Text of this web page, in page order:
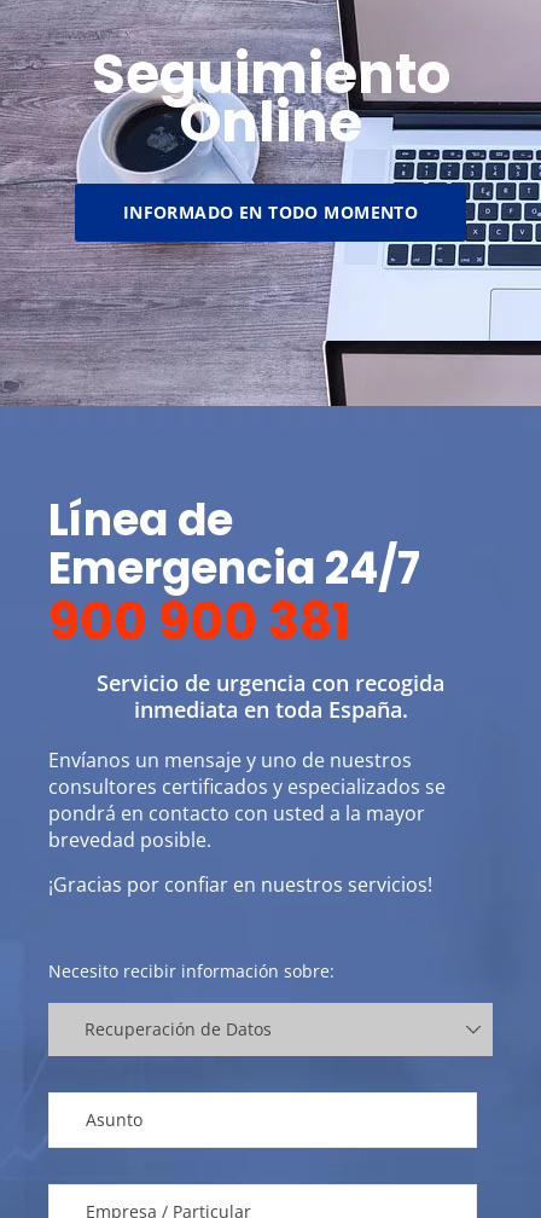
Seguimiento
Online
INFORMADO EN TODO MOMENTO
Línea de
Emergencia 24/7
900 900 381
Servicio de urgencia con recogida
inmediata en toda España.
Envíanos un mensaje y uno de nuestros
consultores certificados y especializados se
pondrá en contacto con usted a la mayor
brevedad posible.
¡Gracias por confiar en nuestros servicios!
Necesito recibir información sobre: